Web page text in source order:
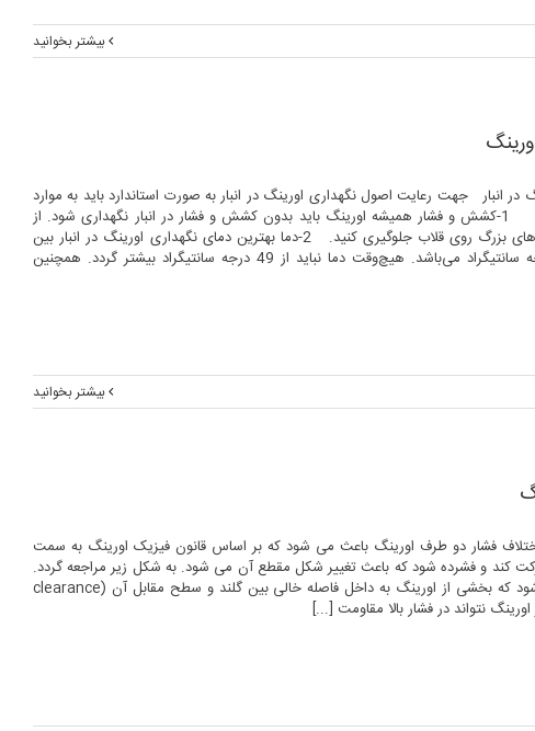
بیشتر بخوانید
در انبار جهت رعایت اصول نگهداری اورینگ در انبار به صورت استاندارد باید به موارد
زیر دقت شود: 1-کشش و فشار همیشه اورینگ باید بدون کشش و فشار در انبار نگهداری شود. از
آویزان کردن اورینگ‌های بزرگ روی قلاب جلوگیری کنید. 2-دما بهترین دمای نگهداری اورینگ در انبار بین
دمای 4 الی 27 درجه سانتیگراد می‌باشد. هیچ‌وقت دما نباید از 49 درجه سانتیگراد بیشتر گردد. همچنین
بیشتر بخوانید
اختلاف فشار دو طرف اورینگ باعث می شود که بر اساس قانون فیزیک اورینگ به سمت
کند و فشرده شود که باعث تغییر شکل مقطع آن می شود. به شکل زیر مراجعه گردد.
این فشار باعث می شود که بخشی از اورینگ به داخل فاصله خالی بین گلند و سطح مقابل آن (clearance